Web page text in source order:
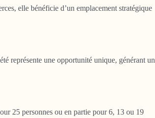
elle bénéficie d’un emplacement stratégique
représente une opportunité unique, générant un
25 personnes ou en partie pour 6, 13 ou 19